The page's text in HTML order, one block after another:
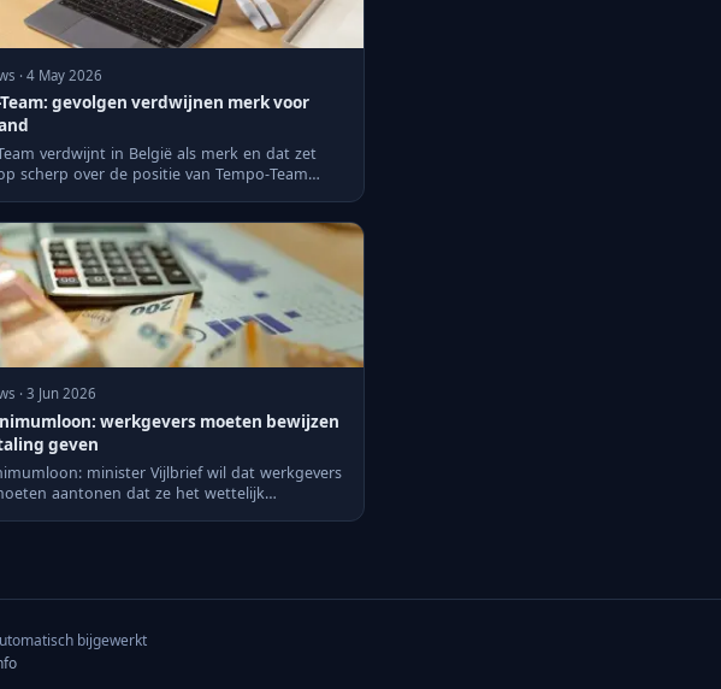
· 4 May 2026
Team: gevolgen verdwijnen merk voor
verdwijnt in België als merk en dat zet
scherp over de positie van Tempo-Team
· 3 Jun 2026
werkgevers moeten bewijzen
geven
minister Vijlbrief wil dat werkgevers
aantonen dat ze het wettelijk
bijgewerkt